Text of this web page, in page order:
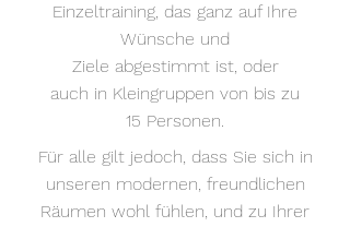
Einzeltraining, das ganz auf Ihre
Wünsche und
Ziele abgestimmt ist, oder
auch in Kleingruppen von bis zu
15 Personen.
Für alle gilt jedoch, dass Sie sich in
unseren modernen, freundlichen
Räumen wohl fühlen, und zu Ihrer